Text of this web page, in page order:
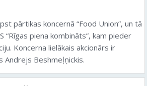
pārtikas koncernā “Food Union”, un tā
“Rīgas piena kombināts”, kam pieder
Koncerna lielākais akcionārs ir
Andrejs Beshmeļņickis.